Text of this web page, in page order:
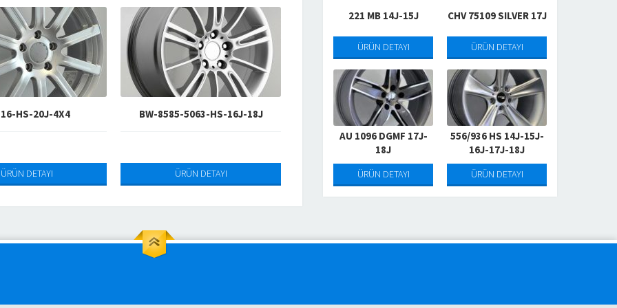
HS-20J-4X4
ÜRÜN DETAYI
BW-8585-5063-HS-16J-18J
ÜRÜN DETAYI
BW-8001-926-HS-17J-18J-19J-20J
ÜRÜN DETAYI
221 MB 14J-15J
ÜRÜN DETAYI
CHV 75109 SILVER 17J
ÜRÜN DETAYI
AU 1096 DGMF 17J-
18J
ÜRÜN DETAYI
556/936 HS 14J-15J-
16J-17J-18J
ÜRÜN DETAYI